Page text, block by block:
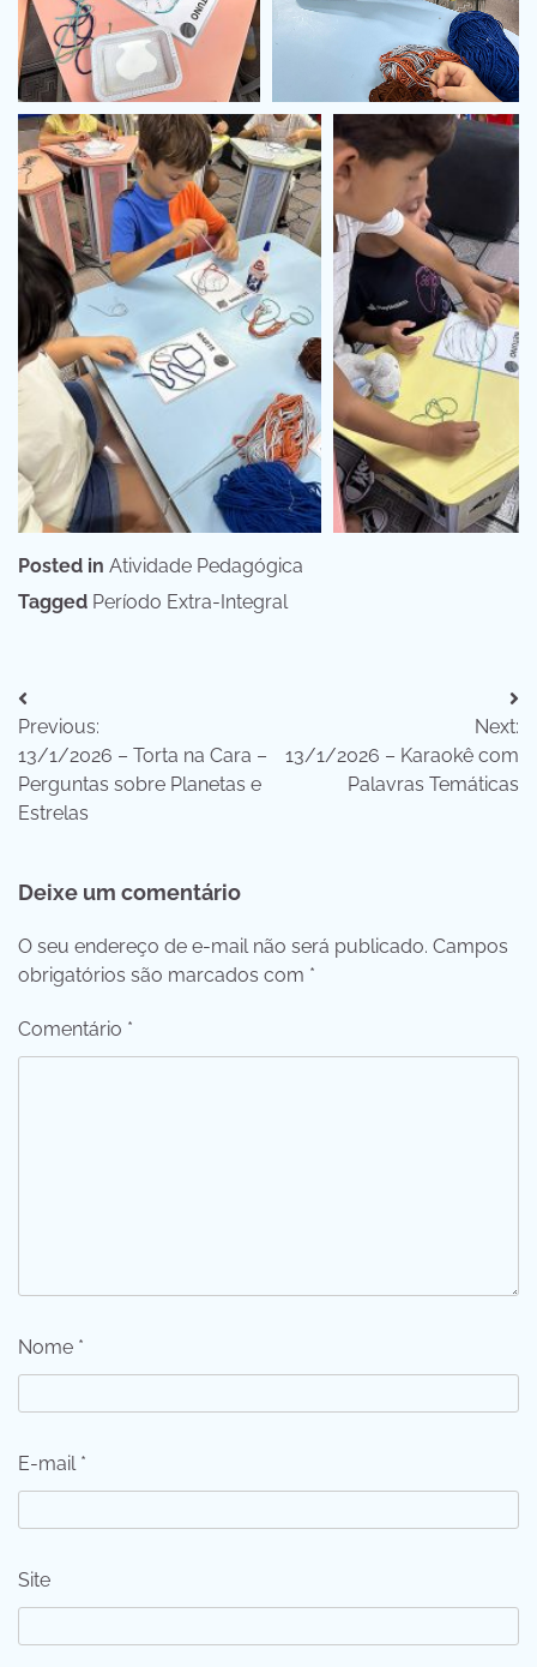
Posted in Atividade Pedagógica
Tagged Período Extra-Integral
Navegação
de
Post
Previous:
13/1/2026 – Torta na Cara –
Perguntas sobre Planetas e
Estrelas
Next:
13/1/2026 – Karaokê com
Palavras Temáticas
Deixe um comentário
O seu endereço de e-mail não será publicado. Campos
obrigatórios são marcados com *
Comentário *
Nome *
E-mail *
Site